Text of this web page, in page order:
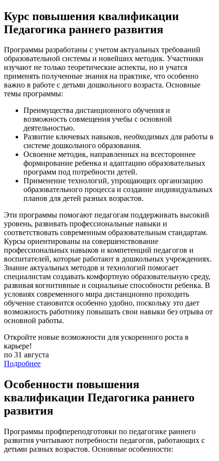
Курс повышения квалификации
Педагогика раннего развития
Программы разработаны с учетом актуальных требований
образовательной системы и новейших методик. Участники
изучают не только теоретические аспекты, но и учатся
применять полученные знания на практике, что особенно
важно в работе с детьми дошкольного возраста. Основные
темы программы:
Преимущества дистанционного обучения и
возможность совмещения учебы с основной
деятельностью.
Развитие ключевых навыков, необходимых для работы в
системе дошкольного образования.
Освоение методик, направленных на всестороннее
формирование ребенка и адаптацию образовательных
программ под потребности детей.
Применение технологий, упрощающих организацию
образовательного процесса и создание индивидуальных
планов для детей разных возрастов.
Эти программы помогают педагогам поддерживать высокий
уровень, развивать профессиональные навыки и
соответствовать современным образовательным стандартам.
Курсы ориентированы на совершенствование
профессиональных навыков и компетенций педагогов и
воспитателей, которые работают в дошкольных учреждениях.
Знание актуальных методов и технологий помогает
специалистам создавать комфортную образовательную среду,
развивая когнитивные и социальные способности ребенка. В
условиях современного мира дистанционно проходить
обучение становится особенно удобно, поскольку это дает
возможность работнику повышать свои навыки без отрыва от
основной работы.
Откройте новые возможности для ускоренного роста в
карьере!
по 31 августа
Подробнее
Особенности повышения
квалификации Педагогика раннего
развития
Программы профпереподготовки по педагогике раннего
развития учитывают потребности педагогов, работающих с
детьми разных возрастов. Основные особенности: